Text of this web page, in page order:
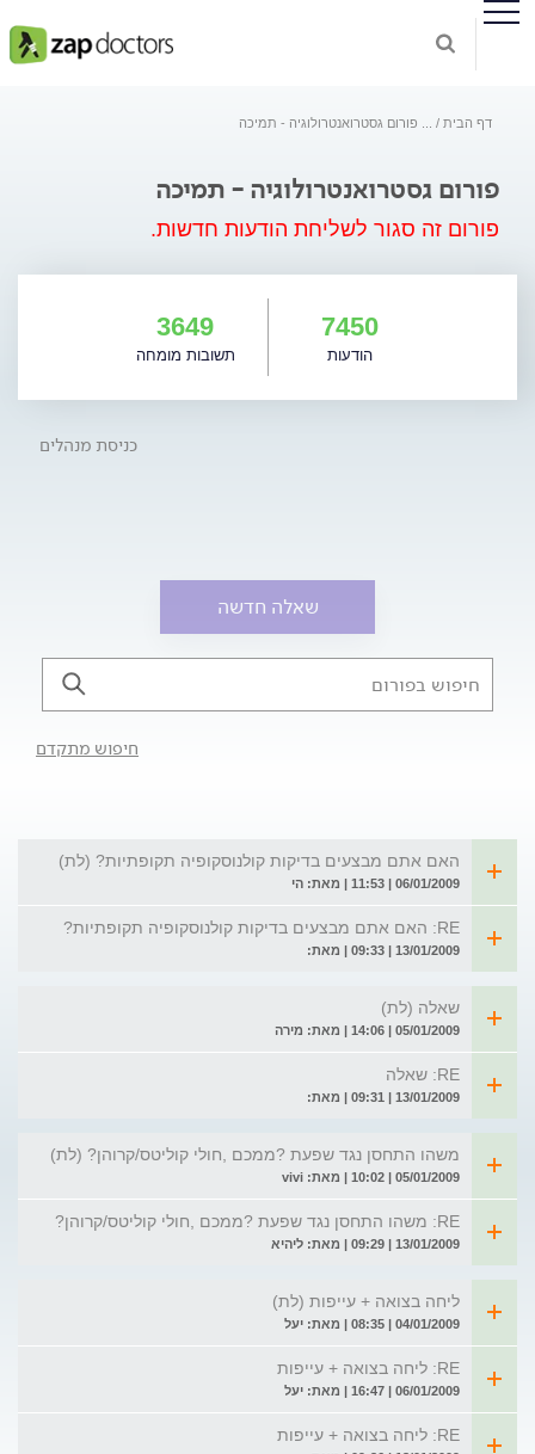
דף הבית פורום גסטרואנטרולוגיה - תמיכה
פורום גסטרואנטרולוגיה - תמיכה
פורום זה סגור לשליחת הודעות חדשות.
7450
הודעות
3649
תשובות מומחה
כניסת מנהלים
שאלה חדשה
חיפוש מתקדם
האם אתם מבצעים בדיקות קולנוסקופיה תקופתיות? (לת)
06/01/2009 | 11:53 | מאת: הי
RE: האם אתם מבצעים בדיקות קולנוסקופיה תקופתיות?
13/01/2009 | 09:33 | מאת:
שאלה (לת)
05/01/2009 | 14:06 | מאת: מירה
RE: שאלה
13/01/2009 | 09:31 | מאת:
משהו התחסן נגד שפעת ?ממכם ,חולי קוליטס/קרוהן? (לת)
05/01/2009 | 10:02 | מאת: vivi
RE: משהו התחסן נגד שפעת ?ממכם ,חולי קוליטס/קרוהן?
13/01/2009 | 09:29 | מאת: ליהיא
ליחה בצואה + עייפות (לת)
04/01/2009 | 08:35 | מאת: יעל
RE: ליחה בצואה + עייפות
06/01/2009 | 16:47 | מאת: יעל
RE: ליחה בצואה + עייפות